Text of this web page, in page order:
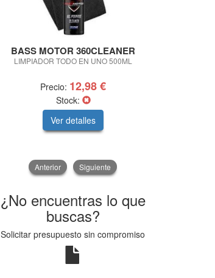
BASS MOTOR 360CLEANER
LIMPIADOR TODO EN UNO 500ML
Precio: 12,98 €
Stock:
Ver detalles
Anterior Siguiente
¿No encuentras lo que
buscas?
Solicitar presupuesto sin compromiso